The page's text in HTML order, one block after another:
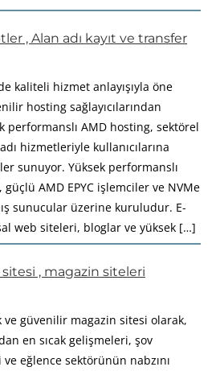
, Alan adı kayıt ve transfer
kaliteli hizmet anlayışıyla öne
hosting sağlayıcılarından
performanslı AMD hosting, sektörel
hizmetleriyle kullanıcılarına
sunuyor. Yüksek performanslı
AMD EPYC işlemciler ve NVMe
sunucular üzerine kuruludur. E-
web siteleri, bloglar ve yüksek […]
, magazin siteleri
ve güvenilir magazin sitesi olarak,
en sıcak gelişmeleri, şov
eğlence sektörünün nabzını